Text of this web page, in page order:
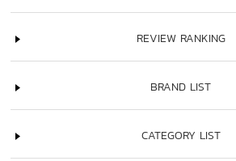
REVIEW RANKING
BRAND LIST
CATEGORY LIST